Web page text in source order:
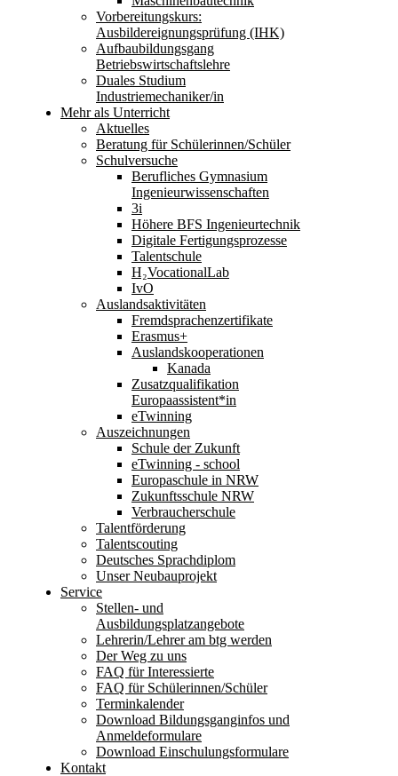
Vorbereitungskurs:
Ausbildereignungsprüfung (IHK)
Aufbaubildungsgang
Betriebswirtschaftslehre
Duales Studium
Industriemechaniker/in
Mehr als Unterricht
Aktuelles
Beratung für Schülerinnen/Schüler
Schulversuche
Berufliches Gymnasium
Ingenieurwissenschaften
3i
Höhere BFS Ingenieurtechnik
Digitale Fertigungsprozesse
Talentschule
H₂VocationalLab
IvO
Auslandsaktivitäten
Fremdsprachenzertifikate
Erasmus+
Auslandskooperationen
Kanada
Zusatzqualifikation
Europaassistent*in
eTwinning
Auszeichnungen
Schule der Zukunft
eTwinning - school
Europaschule in NRW
Zukunftsschule NRW
Verbraucherschule
Talentförderung
Talentscouting
Deutsches Sprachdiplom
Unser Neubauprojekt
Service
Stellen- und
Ausbildungsplatzangebote
Lehrerin/Lehrer am btg werden
Der Weg zu uns
FAQ für Interessierte
FAQ für Schülerinnen/Schüler
Terminkalender
Download Bildungsganginfos und
Anmeldeformulare
Download Einschulungsformulare
Kontakt